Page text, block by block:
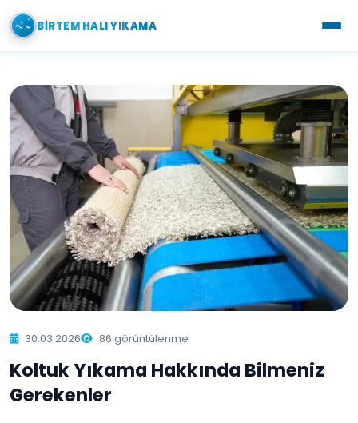
BIRTEM HALI YIKAMA
30.03.2026 86 görüntülenme
Koltuk Yıkama Hakkında Bilmeniz
Gerekenler